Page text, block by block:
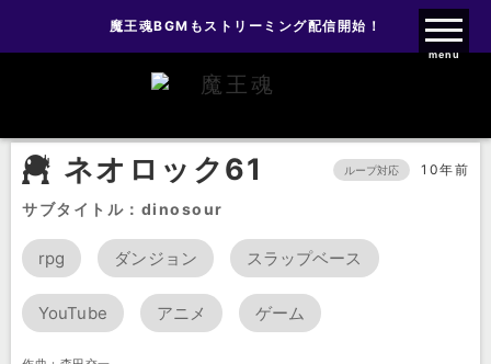
魔王魂ファンクラブ
魔王魂BGMもストリーミング配信開始！
menu
ネオロック61 ループ対応 10年前
サブタイトル：dinosour
rpg ダンジョン スラップベース
YouTube アニメ ゲーム